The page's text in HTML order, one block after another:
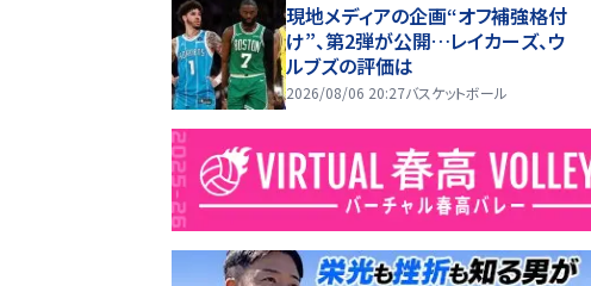
現地メディアの企画“オフ補強格付
け”、第2弾が公開…レイカーズ、ウ
ルブズの評価は
2026/08/06 20:27バスケットボール